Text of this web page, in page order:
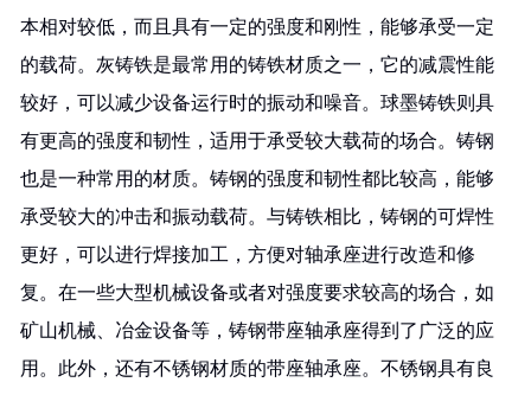
本相对较低，而且具有一定的强度和刚性，能够承受一定
的载荷。灰铸铁是最常用的铸铁材质之一，它的减震性能
较好，可以减少设备运行时的振动和噪音。球墨铸铁则具
有更高的强度和韧性，适用于承受较大载荷的场合。铸钢
也是一种常用的材质。铸钢的强度和韧性都比较高，能够
承受较大的冲击和振动载荷。与铸铁相比，铸钢的可焊性
更好，可以进行焊接加工，方便对轴承座进行改造和修
复。在一些大型机械设备或者对强度要求较高的场合，如
矿山机械、冶金设备等，铸钢带座轴承座得到了广泛的应
用。此外，还有不锈钢材质的带座轴承座。不锈钢具有良